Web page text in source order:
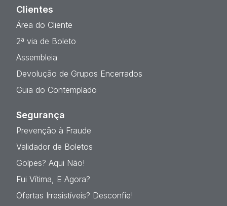
Clientes
Área do Cliente
2ª via de Boleto
Assembleia
Devolução de Grupos Encerrados
Guia do Contemplado
Segurança
Prevenção à Fraude
Validador de Boletos
Golpes? Aqui Não!
Fui Vítima, E Agora?
Ofertas Irresistíveis? Desconfie!